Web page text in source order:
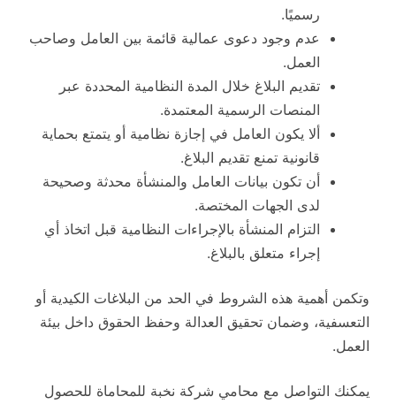
رسميًا.
عدم وجود دعوى عمالية قائمة بين العامل وصاحب
العمل.
تقديم البلاغ خلال المدة النظامية المحددة عبر
المنصات الرسمية المعتمدة.
ألا يكون العامل في إجازة نظامية أو يتمتع بحماية
قانونية تمنع تقديم البلاغ.
أن تكون بيانات العامل والمنشأة محدثة وصحيحة
لدى الجهات المختصة.
التزام المنشأة بالإجراءات النظامية قبل اتخاذ أي
إجراء متعلق بالبلاغ.
وتكمن أهمية هذه الشروط في الحد من البلاغات الكيدية أو
التعسفية، وضمان تحقيق العدالة وحفظ الحقوق داخل بيئة
العمل.
يمكنك التواصل مع محامي شركة نخبة للمحاماة للحصول